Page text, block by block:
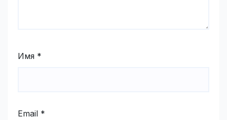
Имя *
Email *